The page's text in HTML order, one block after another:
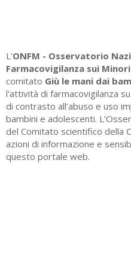
L'ONFM - Osservatorio
Farmacovigilanza sui Minori
comitato Giù le mani dai
l'attività di farmacovigilanza
di contrasto all’abuso e uso
bambini e adolescenti.
del Comitato scientifico della
azioni di informazione e
questo portale web.